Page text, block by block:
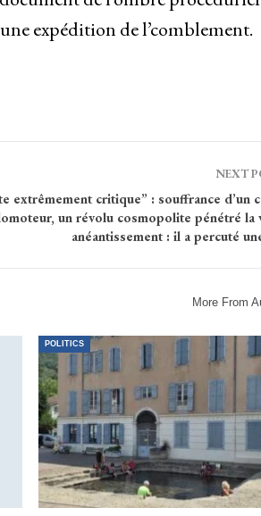
expédition de l’comblement.
NEXT
extrêmement critique” : souffrance d’un
un révolu cosmopolite pénétré la
anéantissement : il a percuté
More From
POLITICS